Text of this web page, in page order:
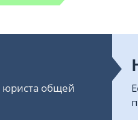
юриста общей